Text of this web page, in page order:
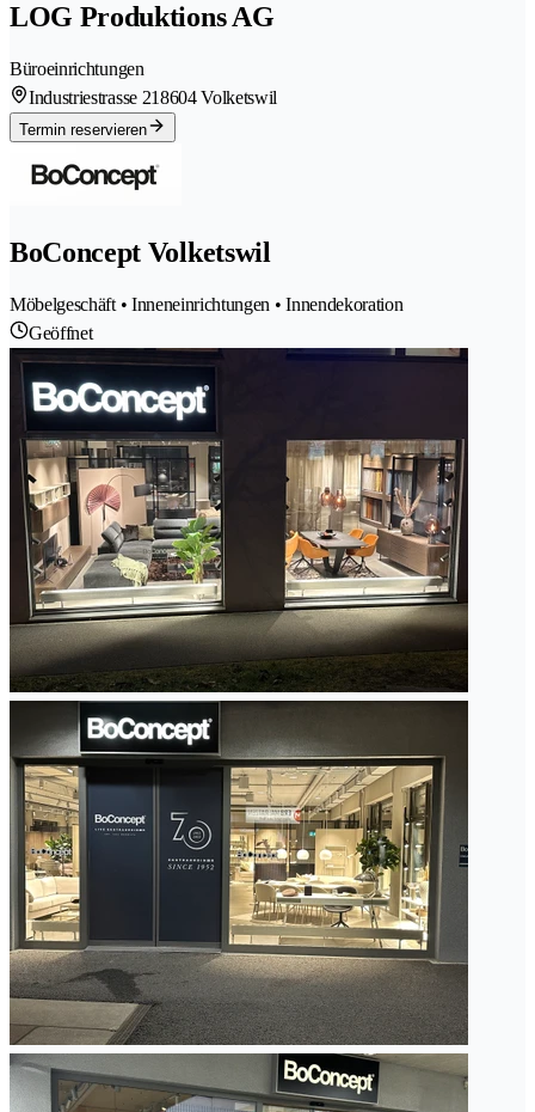
LOG Produktions AG
Büroeinrichtungen
Industriestrasse 218604 Volketswil
Termin reservieren
BoConcept Volketswil
Möbelgeschäft • Inneneinrichtungen • Innendekoration
Geöffnet